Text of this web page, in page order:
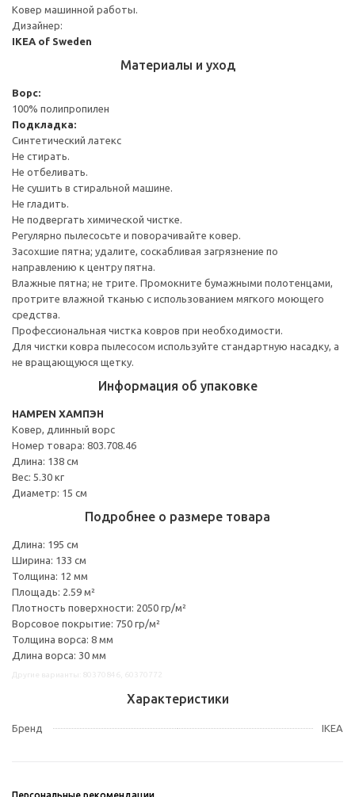
Ковер машинной работы.
Дизайнер:
IKEA of Sweden
Материалы и уход
Ворс:
100% полипропилен
Подкладка:
Синтетический латекс
Не стирать.
Не отбеливать.
Не сушить в стиральной машине.
Не гладить.
Не подвергать химической чистке.
Регулярно пылесосьте и поворачивайте ковер.
Засохшие пятна; удалите, соскабливая загрязнение по
направлению к центру пятна.
Влажные пятна; не трите. Промокните бумажными полотенцами,
протрите влажной тканью с использованием мягкого моющего
средства.
Профессиональная чистка ковров при необходимости.
Для чистки ковра пылесосом используйте стандартную насадку, а
не вращающуюся щетку.
Информация об упаковке
HAMPEN ХАМПЭН
Ковер, длинный ворс
Номер товара: 803.708.46
Длина: 138 см
Вес: 5.30 кг
Диаметр: 15 см
Подробнее о размере товара
Длина: 195 см
Ширина: 133 см
Толщина: 12 мм
Площадь: 2.59 м²
Плотность поверхности: 2050 гр/м²
Ворсовое покрытие: 750 гр/м²
Толщина ворса: 8 мм
Длина ворса: 30 мм
Характеристики
Бренд IKEA
Персональные рекомендации